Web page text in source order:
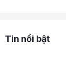
Tin nổi bật